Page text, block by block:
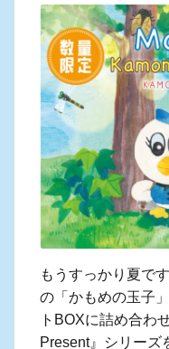
もうすっかり夏で
の「かもめの玉子
トBOXに詰め合わ
Present』シリーズ